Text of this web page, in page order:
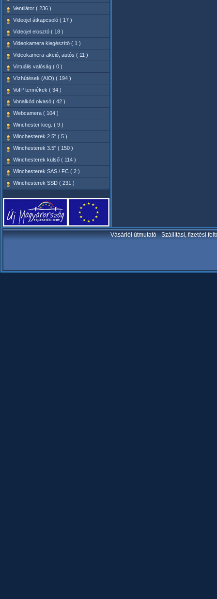
Ventilátor ( 236 )
Videojel átkapcsoló ( 17 )
Videojel elosztó ( 18 )
Videokamera kiegészítő ( 1 )
Videokamera-akció, autós ( 11 )
Virtuális valóság ( 0 )
Vízhűtések (AIO) ( 194 )
VoIP termékek ( 34 )
Vonalkód olvasó ( 42 )
Webcamera ( 104 )
Winchester kieg. ( 9 )
Winchesterek 2.5" ( 5 )
Winchesterek 3.5" ( 150 )
Winchesterek külső ( 114 )
Winchesterek SAS / FC ( 2 )
Winchesterek SSD ( 231 )
Vásárlói útmutató-Szállítási, fizetési